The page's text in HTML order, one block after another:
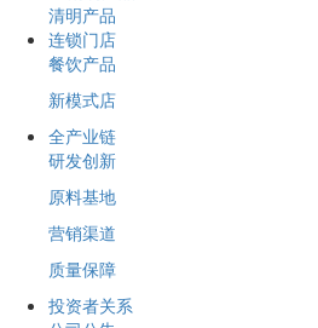
清明产品
连锁门店
餐饮产品
新模式店
全产业链
研发创新
原料基地
营销渠道
质量保障
投资者关系